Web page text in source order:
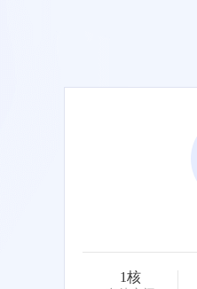
1核